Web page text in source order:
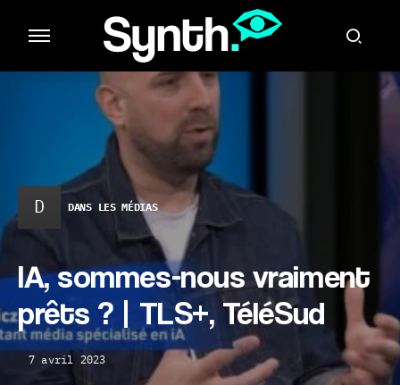
D DANS LES MÉDIAS
IA, sommes-nous vraiment
prêts ? | TLS+, TéléSud
7 avril 2023